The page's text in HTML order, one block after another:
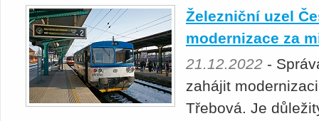
Železniční uzel
modernizace za
21.12.2022 -
zahájit
Třebová. Je